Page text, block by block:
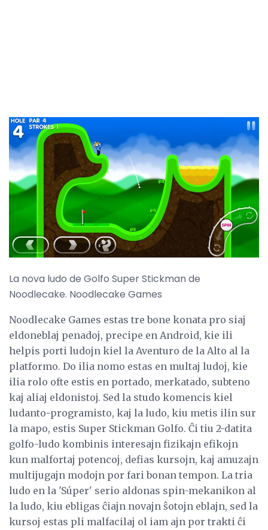
La nova ludo de Golfo Super Stickman de
Noodlecake. Noodlecake Games
Noodlecake Games estas tre bone konata pro siaj
eldoneblaj penadoj, precipe en Android, kie ili
helpis porti ludojn kiel la Aventuro de la Alto al la
platformo. Do ilia nomo estas en multaj ludoj, kie
ilia rolo ofte estis en portado, merkatado, subteno
kaj aliaj eldonistoj. Sed la studo komencis kiel
ludanto-programisto, kaj la ludo, kiu metis ilin sur
la mapo, estis Super Stickman Golfo. Ĉi tiu 2-datita
golfo-ludo kombinis interesajn fizikajn efikojn
kun malfortaj potencoj, defias kursojn, kaj amuzajn
multijugajn modojn por fari bonan tempon. La tria
ludo en la 'Súper' serio aldonas spin-mekanikon al
la ludo, kiu ebligas ĉiajn novajn ŝotojn eblajn, sed la
kursoj estas pli malfacilaj ol iam ajn por trakti ĉi